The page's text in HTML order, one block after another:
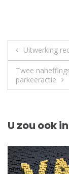
Uitwerking
Twee
parkeeractie
U zou ook